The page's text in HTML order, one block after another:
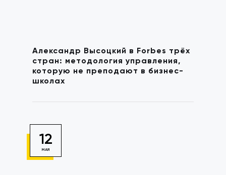
Александр Высоцкий в Forbes трёх
стран: методология управления,
которую не преподают в бизнес-
школах
12
МАЯ